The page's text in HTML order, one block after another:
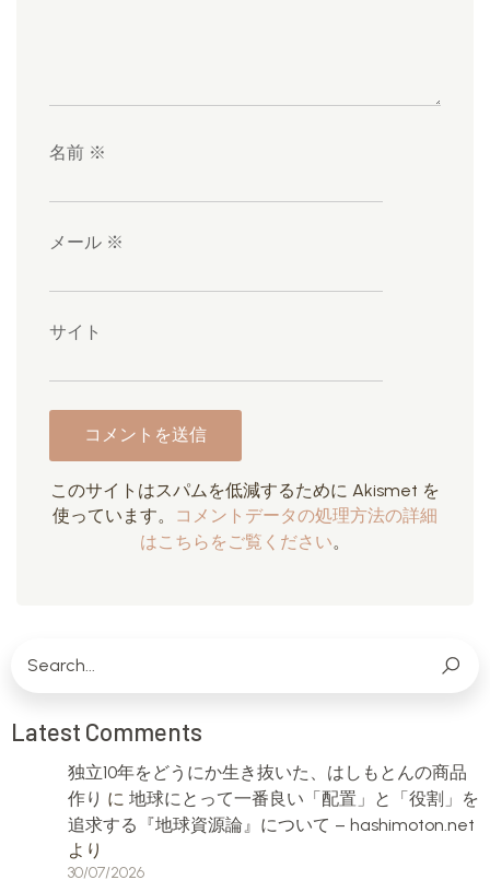
名前 ※
メール ※
サイト
このサイトはスパムを低減するために Akismet を
使っています。
コメントデータの処理方法の詳細
はこちらをご覧ください。
Latest Comments
独立10年をどうにか生き抜いた、はしもとんの商品
作り に 地球にとって一番良い「配置」と「役割」を
追求する『地球資源論』について – hashimoton.net
より
30/07/2026